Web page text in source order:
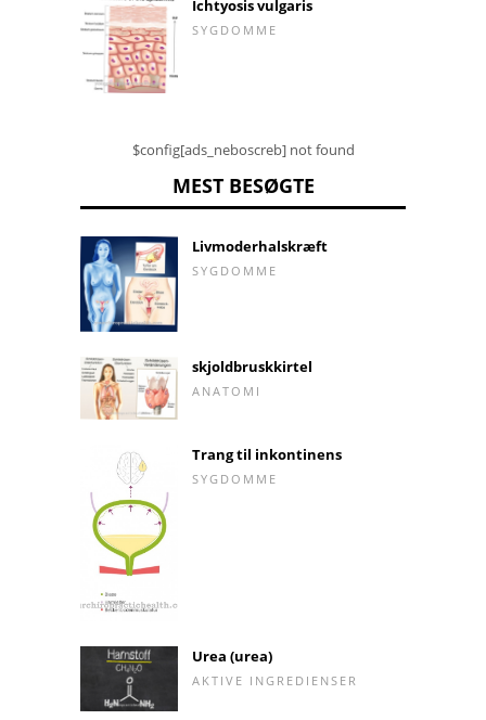
Ichtyosis vulgaris
SYGDOMME
$config[ads_neboscreb] not found
MEST BESØGTE
Livmoderhalskræft
SYGDOMME
skjoldbruskkirtel
ANATOMI
Trang til inkontinens
SYGDOMME
Urea (urea)
AKTIVE INGREDIENSER